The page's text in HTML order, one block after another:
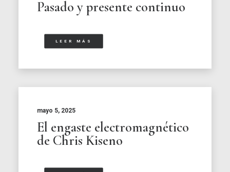
Pasado y presente continuo
LEER MÁS
mayo 5, 2025
El engaste electromagnético
de Chris Kiseno